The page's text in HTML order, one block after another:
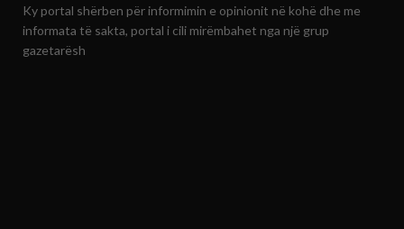
Ky portal shërben për informimin e opinionit në kohë dhe me
informata të sakta, portal i cili mirëmbahet nga një grup
gazetarësh